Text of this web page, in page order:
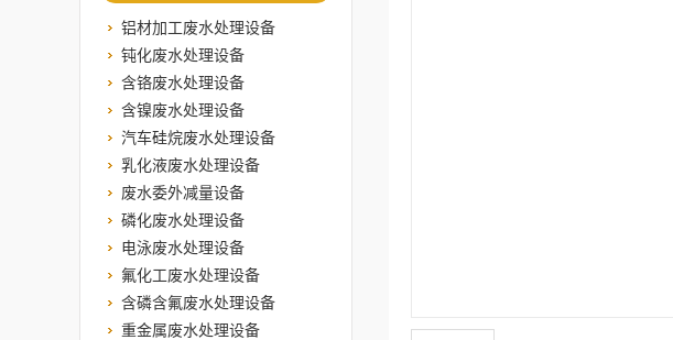
铝材加工废水处理设备
钝化废水处理设备
含铬废水处理设备
含镍废水处理设备
汽车硅烷废水处理设备
乳化液废水处理设备
废水委外减量设备
磷化废水处理设备
电泳废水处理设备
氟化工废水处理设备
含磷含氟废水处理设备
重金属废水处理设备